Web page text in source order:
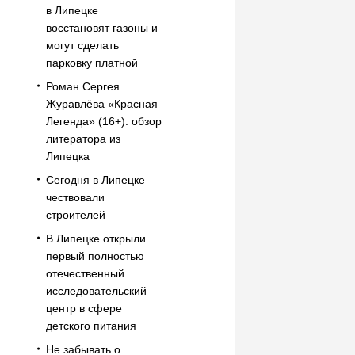
в Липецке
восстановят газоны и
могут сделать
парковку платной
Роман Сергея
Журавлёва «Красная
Легенда» (16+): обзор
литератора из
Липецка
Сегодня в Липецке
чествовали
строителей
В Липецке открыли
первый полностью
отечественный
исследовательский
центр в сфере
детского питания
Не забывать о